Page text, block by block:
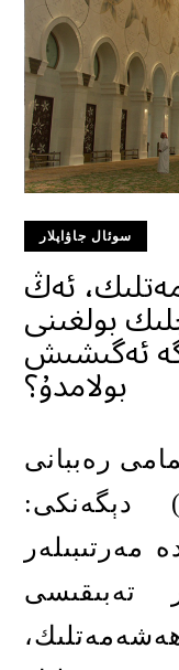
سوئال جاۋاپلار
ئەڭ
بولغىنى
ئەگىشىش
بولامدۇ؟
رەببانى
) دېگەنكى:
مەرتىبىلەر
تەبىقىسى